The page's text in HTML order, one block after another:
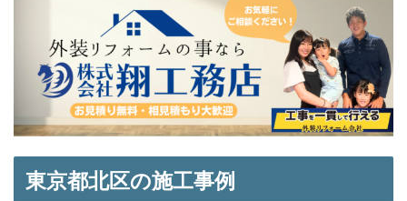
東京都北区の施工事例